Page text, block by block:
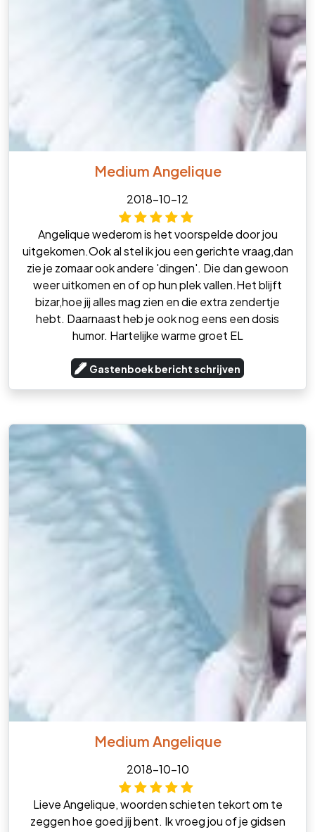
Medium Angelique
2018-10-12
Angelique wederom is het voorspelde door jou
uitgekomen.Ook al stel ik jou een gerichte vraag,dan
zie je zomaar ook andere 'dingen'. Die dan gewoon
weer uitkomen en of op hun plek vallen.Het blijft
bizar,hoe jij alles mag zien en die extra zendertje
hebt. Daarnaast heb je ook nog eens een dosis
humor. Hartelijke warme groet EL
Gastenboek bericht schrijven
Medium Angelique
2018-10-10
Lieve Angelique, woorden schieten tekort om te
zeggen hoe goed jij bent. Ik vroeg jou of je gidsen